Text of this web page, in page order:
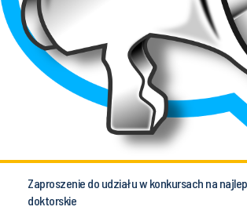
Zaproszenie do udziału w konkursach na
doktorskie